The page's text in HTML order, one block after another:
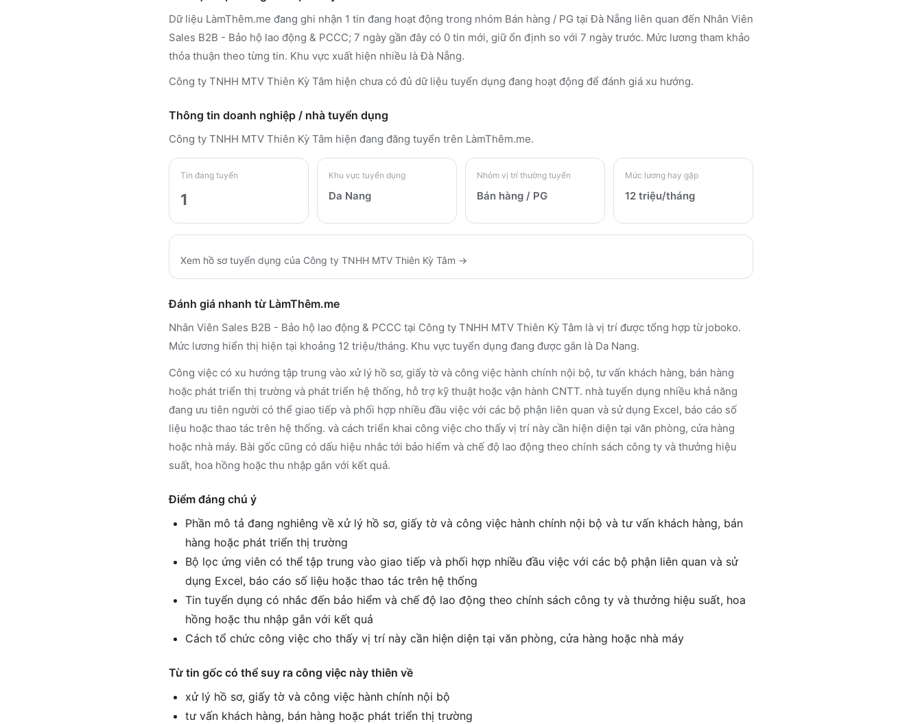
Dữ liệu LàmThêm.me đang ghi nhận 1 tin đang hoạt động trong nhóm Bán hàng / PG tại Đà Nẵng liên quan đến Nhân Viên
Sales B2B - Bảo hộ lao động & PCCC; 7 ngày gần đây có 0 tin mới, giữ ổn định so với 7 ngày trước. Mức lương tham khảo
thỏa thuận theo từng tin. Khu vực xuất hiện nhiều là Đà Nẵng.
Công ty TNHH MTV Thiên Kỳ Tâm hiện chưa có đủ dữ liệu tuyển dụng đang hoạt động để đánh giá xu hướng.
Thông tin doanh nghiệp / nhà tuyển dụng
Công ty TNHH MTV Thiên Kỳ Tâm hiện đang đăng tuyển trên LàmThêm.me.
Tin đang tuyển
1
Khu vực tuyển dụng
Da Nang
Nhóm vị trí thường tuyển
Bán hàng / PG
Mức lương hay gặp
12 triệu/tháng
Xem hồ sơ tuyển dụng của Công ty TNHH MTV Thiên Kỳ Tâm →
Đánh giá nhanh từ LàmThêm.me
Nhân Viên Sales B2B - Bảo hộ lao động & PCCC tại Công ty TNHH MTV Thiên Kỳ Tâm là vị trí được tổng hợp từ joboko.
Mức lương hiển thị hiện tại khoảng 12 triệu/tháng. Khu vực tuyển dụng đang được gắn là Da Nang.
Công việc có xu hướng tập trung vào xử lý hồ sơ, giấy tờ và công việc hành chính nội bộ, tư vấn khách hàng, bán hàng
hoặc phát triển thị trường và phát triển hệ thống, hỗ trợ kỹ thuật hoặc vận hành CNTT. nhà tuyển dụng nhiều khả năng
đang ưu tiên người có thể giao tiếp và phối hợp nhiều đầu việc với các bộ phận liên quan và sử dụng Excel, báo cáo số
liệu hoặc thao tác trên hệ thống. và cách triển khai công việc cho thấy vị trí này cần hiện diện tại văn phòng, cửa hàng
hoặc nhà máy. Bài gốc cũng có dấu hiệu nhắc tới bảo hiểm và chế độ lao động theo chính sách công ty và thưởng hiệu
suất, hoa hồng hoặc thu nhập gắn với kết quả.
Điểm đáng chú ý
Phần mô tả đang nghiêng về xử lý hồ sơ, giấy tờ và công việc hành chính nội bộ và tư vấn khách hàng, bán
hàng hoặc phát triển thị trường
Bộ lọc ứng viên có thể tập trung vào giao tiếp và phối hợp nhiều đầu việc với các bộ phận liên quan và sử
dụng Excel, báo cáo số liệu hoặc thao tác trên hệ thống
Tin tuyển dụng có nhắc đến bảo hiểm và chế độ lao động theo chính sách công ty và thưởng hiệu suất, hoa
hồng hoặc thu nhập gắn với kết quả
Cách tổ chức công việc cho thấy vị trí này cần hiện diện tại văn phòng, cửa hàng hoặc nhà máy
Từ tin gốc có thể suy ra công việc này thiên về
xử lý hồ sơ, giấy tờ và công việc hành chính nội bộ
tư vấn khách hàng, bán hàng hoặc phát triển thị trường